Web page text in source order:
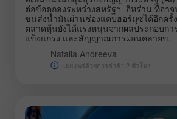
ต่อข้อตกลงระหว่างสหรัฐฯ–อิหร่าน ที่อา
ขนส่งน้ำมันผ่านช่องแคบฮอร์มุซได้อีกครั้
ตลาดหุ้นยังได้แรงหนุนจากผลประกอบก
แข็งแกร่ง และสัญญาณการผ่อนคลายข.
Natalia Andreeva
เผยแพร่ด้วยการล่าช้า 2 ชั่วโมง